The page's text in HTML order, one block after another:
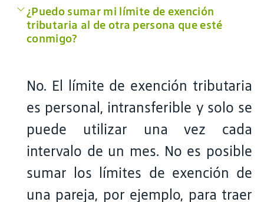
¿Puedo sumar mi límite de exención
tributaria al de otra persona que esté
conmigo?
No. El límite de exención tributaria
es personal, intransferible y solo se
puede utilizar una vez cada
intervalo de un mes. No es posible
sumar los límites de exención de
una pareja, por ejemplo, para traer